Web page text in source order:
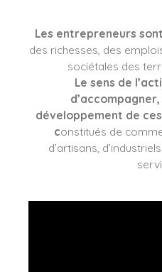
Les entrepreneurs
des richesses, des
sociétales des
Le sens de
développement de
constitués de
d’artisans,